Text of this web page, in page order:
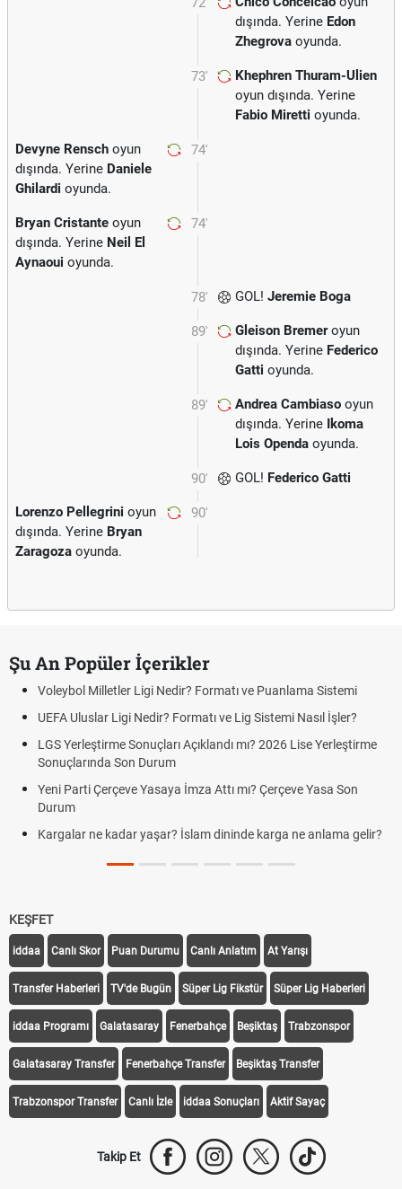
dışında. Yerine Edon
Zhegrova oyunda.
73'
Khephren Thuram-Ulien
oyun dışında. Yerine
Fabio Miretti oyunda.
74'
Devyne Rensch oyun
dışında. Yerine Daniele
Ghilardi oyunda.
74'
Bryan Cristante oyun
dışında. Yerine Neil El
Aynaoui oyunda.
78' GOL! Jeremie Boga
89' Gleison Bremeroyun
dışında. Yerine Federico
Gatti oyunda.
89' Andrea Cambiaso oyun
dışında. Yerine Ikoma
Lois Openda oyunda.
90' GOL! Federico Gatti
90'
Lorenzo Pellegrini oyun
dışında. Yerine Bryan
Zaragoza oyunda.
Şu An Popüler İçerikler
Voleybol Milletler Ligi Nedir? Formatı ve Puanlama Sistemi
UEFA Uluslar Ligi Nedir? Formatı ve Lig Sistemi Nasıl İşler?
LGS Yerleştirme Sonuçları Açıklandı mı? 2026 Lise Yerleştirme
Sonuçlarında Son Durum
Yeni Parti Çerçeve Yasaya İmza Attı mı? Çerçeve Yasa Son
Durum
Kargalar ne kadar yaşar? İslam dininde karga ne anlama gelir?
KEŞFET
iddaa Canlı Skor Puan Durumu Canlı Anlatım At Yarışı
Transfer Haberleri TV'de Bugün Süper Lig Fikstür Süper Lig Haberleri
iddaa Programı Galatasaray Fenerbahçe Beşiktaş Trabzonspor
Galatasaray Transfer Fenerbahçe Transfer Beşiktaş Transfer
Trabzonspor Transfer Canlı İzle iddaa Sonuçları Aktif Sayaç
Takip Et